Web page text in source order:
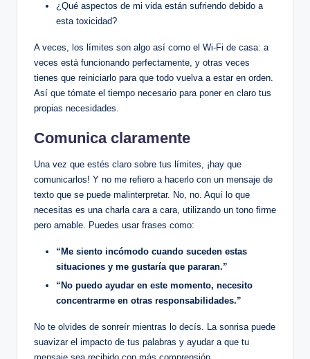
¿Qué aspectos de mi ‍vida‌ están sufriendo debido ​a
esta toxicidad?
A veces, los límites son ⁤algo así como el Wi-Fi de casa: a
veces está funcionando perfectamente, y otras veces
tienes ⁢que​ reiniciarlo‌ para que ‍todo‍ vuelva ​a estar en ​orden.
Así que tómate⁣ el tiempo necesario para poner en‍ claro tus
propias necesidades.
Comunica claramente
Una vez⁣ que estés claro sobre‍ tus límites, ¡hay que
‍comunicarlos! Y no‌ me refiero a ⁤hacerlo con un ⁤mensaje de⁢
texto que se puede malinterpretar. ‌No, no. Aquí‍ lo que
necesitas es ‍una⁤ charla cara a cara, utilizando ‍un tono firme
pero amable. Puedes⁤ usar frases⁤ como:
“Me siento incómodo cuando suceden estas
situaciones y me gustaría que pararan.”
“No puedo ⁣ayudar ​en este ⁣momento, necesito‍
concentrarme en otras responsabilidades.”
No te olvides de sonreír mientras lo decís. La sonrisa puede⁣
suavizar el impacto⁤ de tus ‍palabras⁤ y ayudar ⁢a que ‍tu⁢